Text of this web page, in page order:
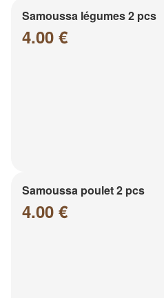
Samoussa légumes 2 pcs
4.00 €
Samoussa poulet 2 pcs
4.00 €